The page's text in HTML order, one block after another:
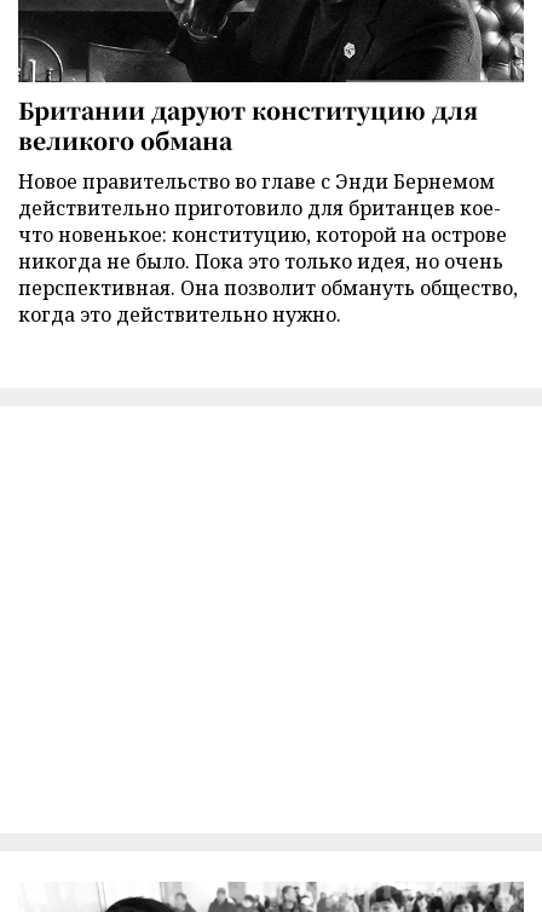
Британии даруют конституцию для
великого обмана
Новое правительство во главе с Энди Бернемом
действительно приготовило для британцев кое-
что новенькое: конституцию, которой на острове
никогда не было. Пока это только идея, но очень
перспективная. Она позволит обмануть общество,
когда это действительно нужно.